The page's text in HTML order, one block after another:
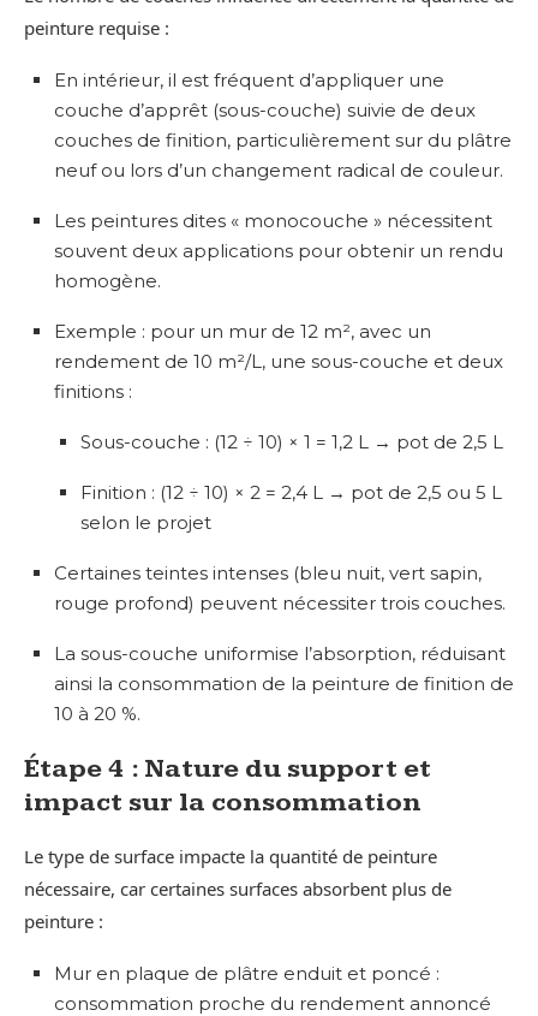
peinture requise :
En intérieur, il est fréquent d’appliquer une
couche d’apprêt (sous-couche) suivie de deux
couches de finition, particulièrement sur du plâtre
neuf ou lors d’un changement radical de couleur.
Les peintures dites « monocouche » nécessitent
souvent deux applications pour obtenir un rendu
homogène.
Exemple : pour un mur de 12 m², avec un
rendement de 10 m²/L, une sous-couche et deux
finitions :
Sous-couche : (12 ÷ 10) × 1 = 1,2 L → pot de 2,5 L
Finition : (12 ÷ 10) × 2 = 2,4 L → pot de 2,5 ou 5 L
selon le projet
Certaines teintes intenses (bleu nuit, vert sapin,
rouge profond) peuvent nécessiter trois couches.
La sous-couche uniformise l’absorption, réduisant
ainsi la consommation de la peinture de finition de
10 à 20 %.
Étape 4 : Nature du support et
impact sur la consommation
Le type de surface impacte la quantité de peinture
nécessaire, car certaines surfaces absorbent plus de
peinture :
Mur en plaque de plâtre enduit et poncé :
consommation proche du rendement annoncé